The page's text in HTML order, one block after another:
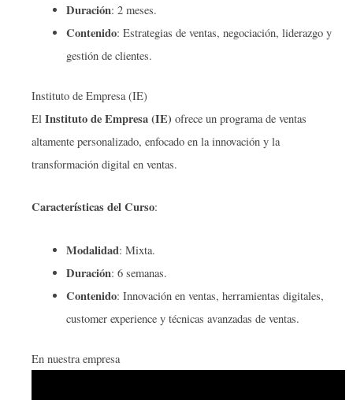
Duración: 2 meses.
Contenido: Estrategias de ventas, negociación, liderazgo y
gestión de clientes.
Instituto de Empresa (IE)
El Instituto de Empresa (IE) ofrece un programa de ventas
altamente personalizado, enfocado en la innovación y la
transformación digital en ventas.
Características del Curso:
Modalidad: Mixta.
Duración: 6 semanas.
Contenido: Innovación en ventas, herramientas digitales,
customer experience y técnicas avanzadas de ventas.
En nuestra empresa